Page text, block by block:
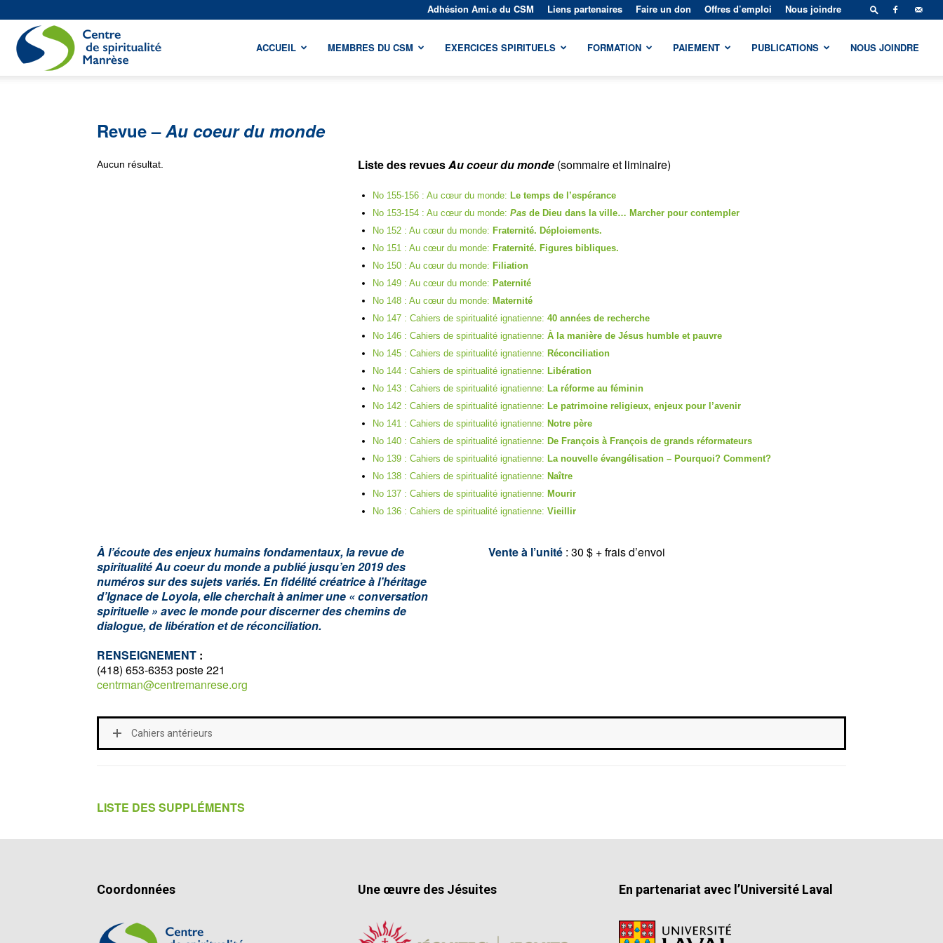
Adhésion Ami.e du CSM Liens partenaires Faire un don Offres d’emploi Nous joindre
ACCUEIL MEMBRES DU CSM EXERCICES SPIRITUELS FORMATION PAIEMENT PUBLICATIONS NOUS JOINDRE
Revue –Au coeur du monde
Aucun résultat. Liste des revuesAu coeur du monde (sommaire et liminaire)
No 155-156 : Au cœur du monde: Le temps de l’espérance
No 153-154 : Au cœur du monde: Pas de Dieu dans la ville… Marcher pour contempler
No 152 : Au cœur du monde: Fraternité. Déploiements.
No 151 : Au cœur du monde: Fraternité. Figures bibliques.
No 150 : Au cœur du monde: Filiation
No 149 : Au cœur du monde: Paternité
No 148 : Au cœur du monde: Maternité
No 147 : Cahiers de spiritualité ignatienne: 40 années de recherche
No 146 : Cahiers de spiritualité ignatienne: À la manière de Jésus humble et pauvre
No 145 : Cahiers de spiritualité ignatienne: Réconciliation
No 144 : Cahiers de spiritualité ignatienne: Libération
No 143 : Cahiers de spiritualité ignatienne: La réforme au féminin
No 142 : Cahiers de spiritualité ignatienne: Le patrimoine religieux, enjeux pour l’avenir
No 141 : Cahiers de spiritualité ignatienne: Notre père
No 140 : Cahiers de spiritualité ignatienne: De François à François de grands réformateurs
No 139 : Cahiers de spiritualité ignatienne: La nouvelle évangélisation – Pourquoi? Comment?
No 138 : Cahiers de spiritualité ignatienne: Naître
No 137 : Cahiers de spiritualité ignatienne: Mourir
No 136 : Cahiers de spiritualité ignatienne: Vieillir
À l’écoute des enjeux humains fondamentaux, la revue de
spiritualité Au coeur du monde a publié jusqu’en 2019 des
numéros sur des sujets variés. En fidélité créatrice à l’héritage
d’Ignace de Loyola, elle cherchait à animer une « conversation
spirituelle » avec le monde pour discerner des chemins de
dialogue, de libération et de réconciliation.
RENSEIGNEMENT :
(418) 653-6353 poste 221
centrman@centremanrese.org
Vente à l’unité : 30 $ + frais d’envoi
Cahiers antérieurs
LISTE DES SUPPLÉMENTS
Coordonnées Une œuvre des Jésuites En partenariat avec l’Université Laval